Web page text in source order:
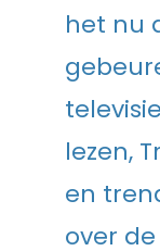
het nu
lezen,
en
over